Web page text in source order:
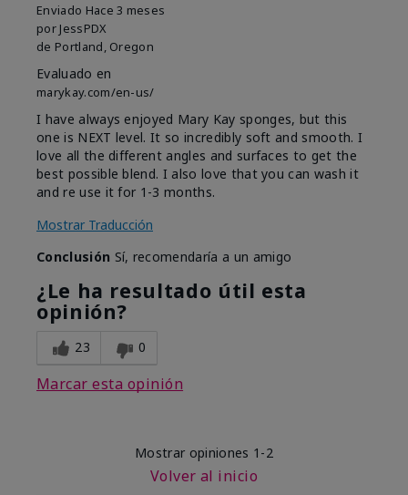
Enviado Hace 3 meses
por JessPDX
de Portland, Oregon
Evaluado en
marykay.com/en-us/
I have always enjoyed Mary Kay sponges, but this
one is NEXT level. It so incredibly soft and smooth. I
love all the different angles and surfaces to get the
best possible blend. I also love that you can wash it
and re use it for 1-3 months.
Mostrar Traducción
Conclusión Sí, recomendaría a un amigo
¿Le ha resultado útil esta
opinión?
23 0
Marcar esta opinión
Mostrar opiniones 1-2
Volver al inicio